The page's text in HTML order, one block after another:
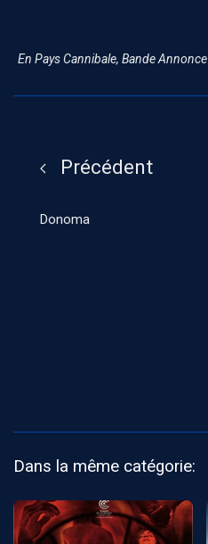
En Pays Cannibale, Bande Annonce
Précédent
Donoma
Dans la même catégorie: